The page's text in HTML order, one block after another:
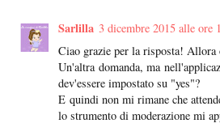
Sarlilla 3 dicembre 2015 alle ore
Ciao grazie per la risposta!
Un'altra domanda, ma
dev'essere impostato su "yes"?
E quindi non mi rimane che
lo strumento di moderazione mi